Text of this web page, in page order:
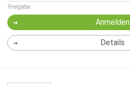
Freigabe
Anmelden
Details